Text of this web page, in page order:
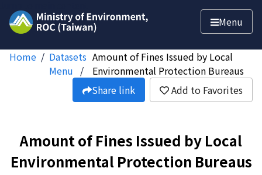
Menu
Home
Datasets
Menu
Amount of Fines Issued by Local
Environmental Protection Bureaus
Share link
Add to Favorites
Amount of Fines Issued by Local
Environmental Protection Bureaus